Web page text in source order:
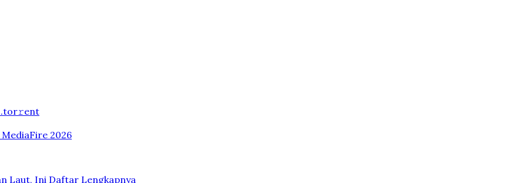
.tоr𝚛еnt
2026
Laut, Ini Daftar Lengkapnya